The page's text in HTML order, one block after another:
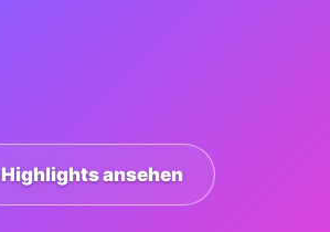
Highlights ansehen